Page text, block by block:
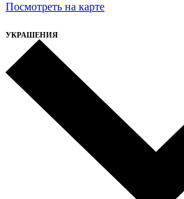
Посмотреть на карте
УКРАШЕНИЯ